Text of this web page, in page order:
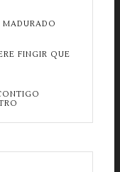
FINGIR QUE